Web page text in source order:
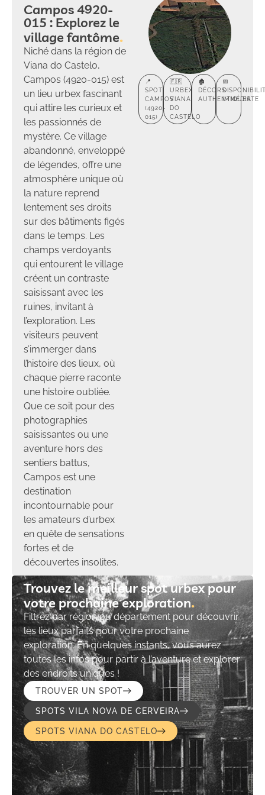
Campos 4920-
015 : Explorez le
village fantôme
Niché dans la région de
Viana do Castelo,
Campos (4920-015) est
un lieu urbex fascinant
qui attire les curieux et
les passionnés de
mystère. Ce village
abandonné, enveloppé
de légendes, offre une
atmosphère unique où
la nature reprend
lentement ses droits
sur des bâtiments figés
dans le temps. Les
champs verdoyants
qui entourent le village
créent un contraste
saisissant avec les
ruines, invitant à
l’exploration. Les
visiteurs peuvent
s’immerger dans
l’histoire des lieux, où
chaque pierre raconte
une histoire oubliée.
Que ce soit pour des
photographies
saisissantes ou une
aventure hors des
sentiers battus,
Campos est une
destination
incontournable pour
les amateurs d’urbex
en quête de sensations
fortes et de
découvertes insolites.
📍
SPOT
CAMPOS
(4920-
015)
🇫🇷
URBEX
VIANA
DO
CASTELO
🏚️
DÉCORS
AUTHENTIQUES
📅
IMMÉDIATE
Trouvez le meilleur spot urbex pour
votre prochaine exploration​
Filtrez par région ou département pour découvrir
les lieux parfaits pour votre prochaine
exploration. En quelques instants, vous aurez
toutes les infos pour partir à l’aventure et explorer
des endroits uniques !
TROUVER UN SPOT
SPOTS VILA NOVA DE CERVEIRA
SPOTS VIANA DO CASTELO